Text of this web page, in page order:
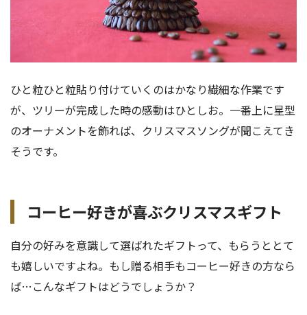
ひと粒ひと粒貼り付けていくのはかなり繊細な作業です
が、ツリーが完成した時の感動はひとしお。一番上に星型
のオーナメントを飾れば、クリスマスソングが聞こえてき
そうです。
コーヒー好きが喜ぶクリスマスギフト
自分の好みを意識して選ばれたギフトって、もらうととて
も嬉しいですよね。もし贈る相手もコーヒー好きの方なら
ば…こんなギフトはどうでしょうか？